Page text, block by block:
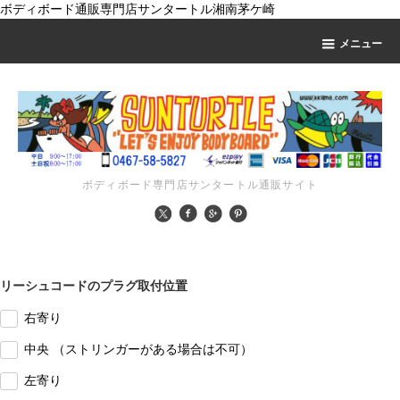
ボディボード通販専門店サンタートル湘南茅ケ崎
メニュー
ボディボード専門店サンタートル通販サイト
リーシュコードのプラグ取付位置
右寄り
中央 （ストリンガーがある場合は不可）
左寄り